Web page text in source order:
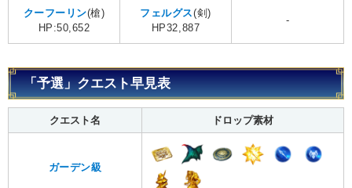
クーフーリン(槍)
HP:50,652
フェルグス(剣)
HP32,887
-
「予選」クエスト早見表
クエスト名 ドロップ素材
ガーデン級